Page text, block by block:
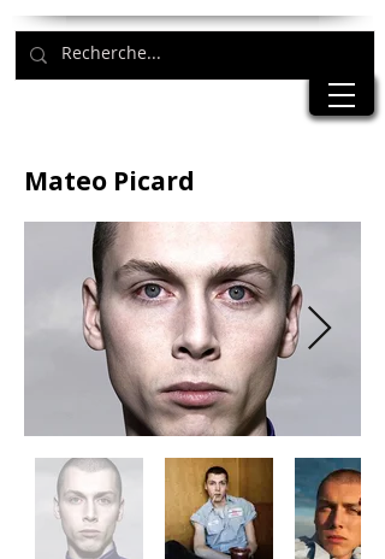
Mateo Picard